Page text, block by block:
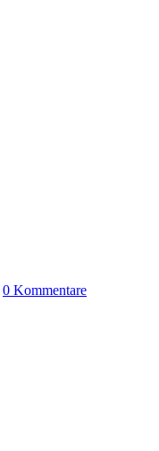
0 Kommentare